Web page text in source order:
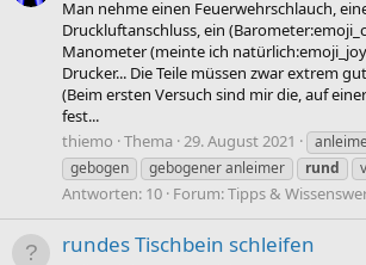
Man nehme einen Feuerwehrschlauch,
Druckluftanschluss, ein
Manometer (meinte ich
Drucker... Die Teile müssen zwar extrem
(Beim ersten Versuch sind mir die, auf
fest...
thiemo Thema 29. August 2021
gebogen
gebogener anleimer rund
Antworten: 10 Forum:Tipps &
rundes Tischbein schleifen